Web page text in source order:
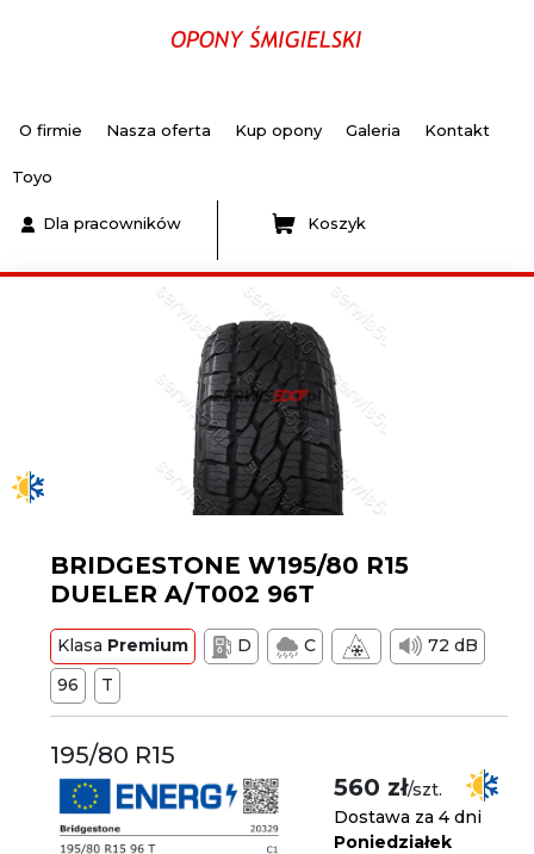
O firmie Nasza oferta Kup opony Galeria Kontakt
Toyo
Dla pracowników Koszyk
BRIDGESTONE W195/80 R15
DUELER A/T002 96T
Klasa Premium D C
72 dB
96
T
195/80 R15
560 zł/szt.
Dostawa za 4 dni
Poniedziałek